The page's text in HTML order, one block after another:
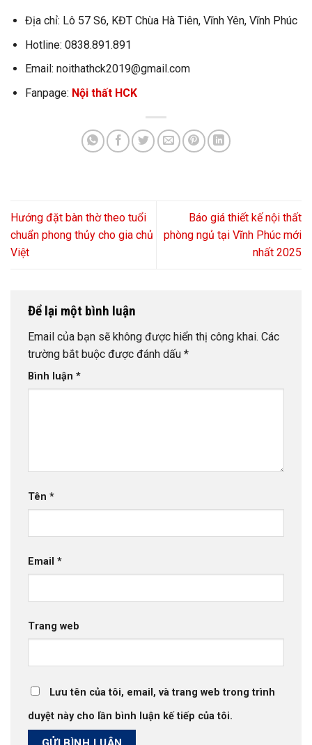
Địa chỉ: Lô 57 S6, KĐT Chùa Hà Tiên, Vĩnh Yên, Vĩnh Phúc
Hotline: 0838.891.891
Email: noithathck2019@gmail.com
Fanpage: Nội thất HCK
Hướng đặt bàn thờ theo tuổi
chuẩn phong thủy cho gia chủ
Việt
Báo giá thiết kế nội thất
phòng ngủ tại Vĩnh Phúc mới
nhất 2025
Để lại một bình luận
Email của bạn sẽ không được hiển thị công khai. Các
trường bắt buộc được đánh dấu *
Bình luận *
Tên *
Email *
Trang web
Lưu tên của tôi, email, và trang web trong trình
duyệt này cho lần bình luận kế tiếp của tôi.